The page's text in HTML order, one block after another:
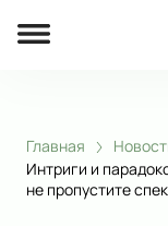
Главная
Интриги и
не пропустите